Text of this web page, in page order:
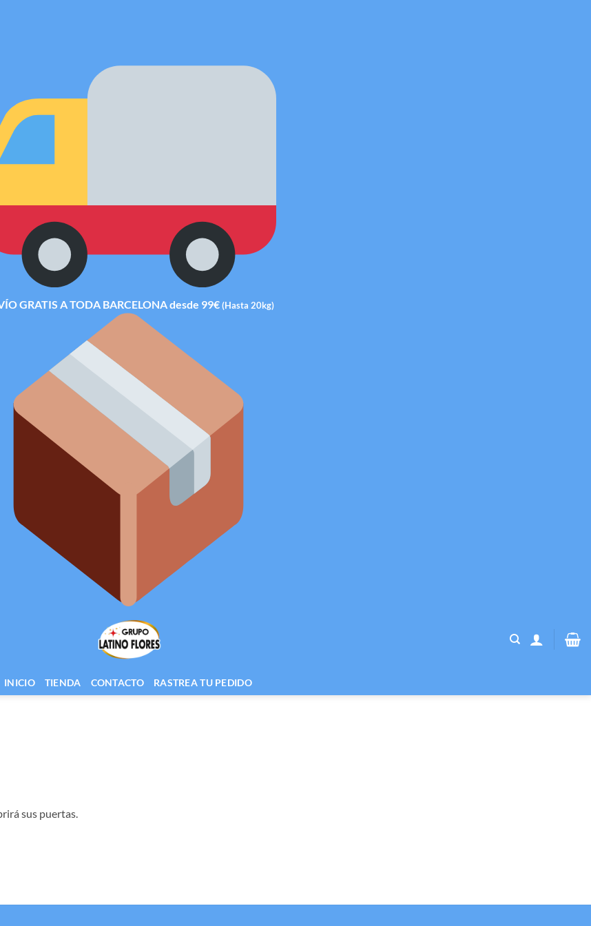
GRATIS A TODA BARCELONA desde 99€(Hasta 20kg)
INICIO TIENDA CONTACTO RASTREA TU PEDIDO
sus puertas.